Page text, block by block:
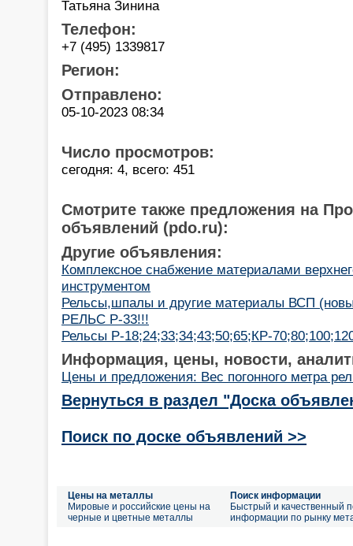
Татьяна Зинина
Телефон:
+7 (495) 1339817
Регион:
Отправлено:
05-10-2023 08:34
Число просмотров:
сегодня: 4, всего: 451
Смотрите также предложения на
объявлений (pdo.ru):
Другие объявления:
Комплексное снабжение материалами
инструментом
Рельсы,шпалы и другие материалы ВСП
РЕЛЬС Р-33!!!
Рельсы Р-18;24;33;34;43;50;65;КР-
Информация, цены, новости,
Цены и предложения: Вес погонного метра
Вернуться в раздел "Доска
Поиск по доске объявлений >>
Цены на металлы
Мировые и российские цены на
черные и цветные металлы
Поиск информации
Быстрый и качественный
информации по рынку